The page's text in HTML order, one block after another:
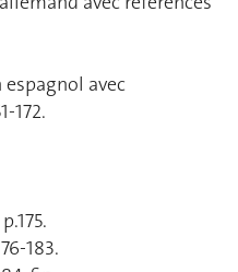
avec
172.
183.